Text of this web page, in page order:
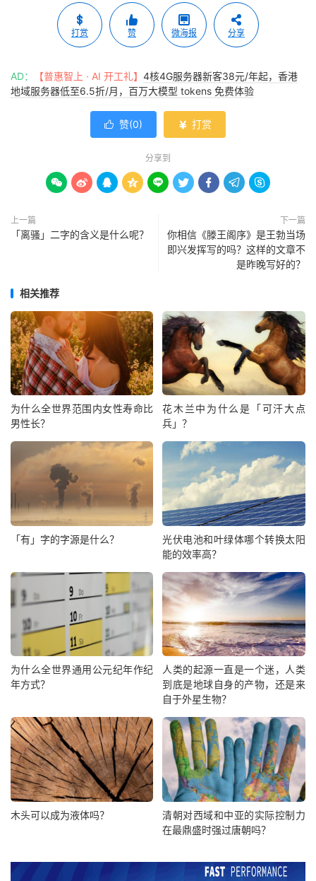
打赏 赞 微海报 分享
AD： 【普惠智上 · AI 开工礼】 4核4G服务器新客38元/年起，香港
地域服务器低至6.5折/月，百万大模型 tokens 免费体验
 赞(0)  打赏
分享到
        
上一篇
「离骚」二字的含义是什么呢？
下一篇
你相信《滕王阁序》是王勃当场
即兴发挥写的吗？这样的文章不
是昨晚写好的？
相关推荐
为什么全世界范围内女性寿命比
男性长？
花木兰中为什么是「可汗大点
兵」？
「有」字的字源是什么？
光伏电池和叶绿体哪个转换太阳
能的效率高？
为什么全世界通用公元纪年作纪
年方式？
人类的起源一直是一个迷，人类
到底是地球自身的产物，还是来
自于外星生物？
木头可以成为液体吗？
清朝对西域和中亚的实际控制力
在最鼎盛时强过唐朝吗？